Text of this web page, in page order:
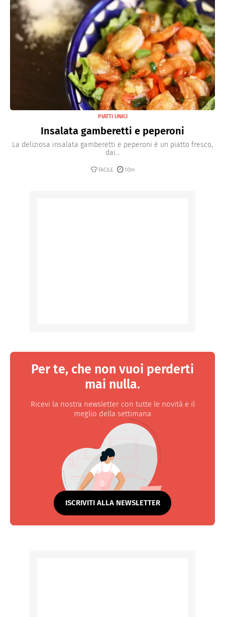
PIATTI UNICI
Insalata gamberetti e peperoni
La deliziosa insalata gamberetti e peperoni è un piatto fresco,
dai...
FACILE 10m
Per te, che non vuoi perderti
mai nulla.
Ricevi la nostra newsletter con tutte le novità e il
meglio della settimana
ISCRIVITI ALLA NEWSLETTER